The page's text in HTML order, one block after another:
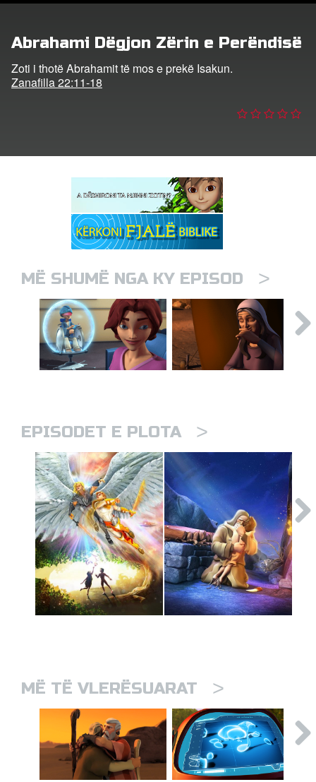
Abrahami Dëgjon Zërin e Perëndisë
Zoti i thotë Abrahamit të mos e prekë Isakun.
Zanafilla 22:11-18
MË SHUMË NGA KY EPISOD >
EPISODET E PLOTA >
MË TË VLERËSUARAT >